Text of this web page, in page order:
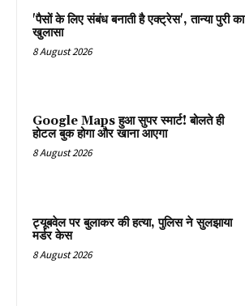
'पैसों के लिए संबंध बनाती है एक्ट्रेस', तान्या पुरी का
खुलासा
8 August 2026
Google Maps हुआ सुपर स्मार्ट! बोलते ही
होटल बुक होगा और खाना आएगा
8 August 2026
ट्यूबवेल पर बुलाकर की हत्या, पुलिस ने सुलझाया
मर्डर केस
8 August 2026